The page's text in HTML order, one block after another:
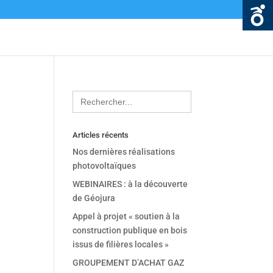
Search
for:
Articles récents
Nos dernières réalisations
photovoltaïques
WEBINAIRES : à la découverte
de Géojura
Appel à projet « soutien à la
construction publique en bois
issus de filières locales »
GROUPEMENT D’ACHAT GAZ